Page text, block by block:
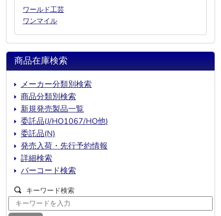
ワールド工芸
ワンマイル
商品在庫検索
メーカー分類別検索
商品分類別検索
新規発売製品一覧
委託品(J/HO1067/HO他)
委託品(N)
発売入荷・先行予約情報
詳細検索
バーコード検索
キーワード検索